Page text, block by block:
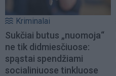
Kriminalai
Sukčiai butus „nuomoja“
ne tik didmiesčiuose:
spąstai spendžiami
socialiniuose tinkluose